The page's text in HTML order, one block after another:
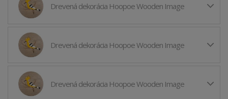
Drevená dekorácia Hoopoe Wooden Image
Drevená dekorácia Hoopoe Wooden Image
Drevená dekorácia Hoopoe Wooden Image